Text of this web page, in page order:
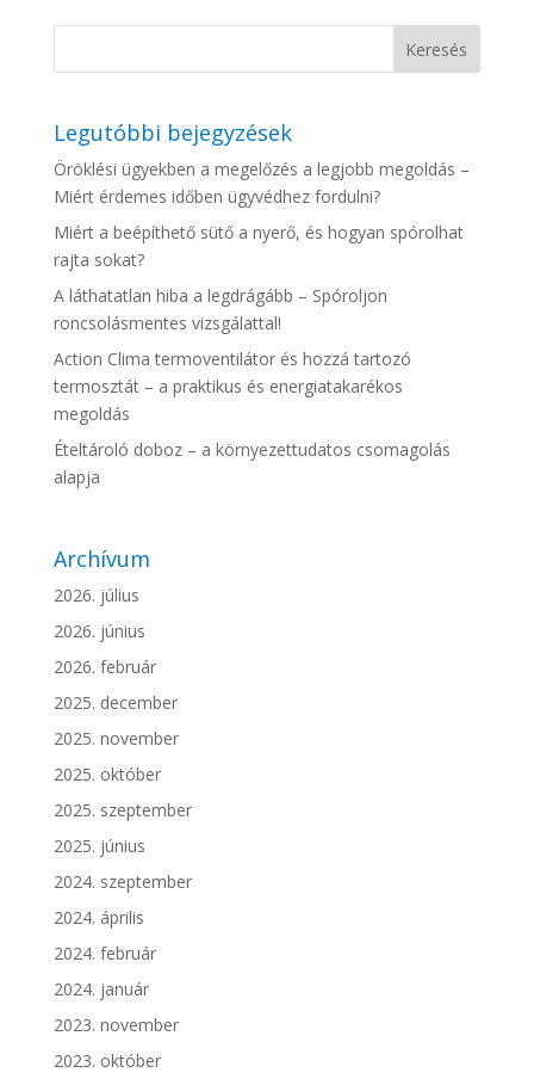
Legutóbbi bejegyzések
Öröklési ügyekben a megelőzés a legjobb megoldás –
Miért érdemes időben ügyvédhez fordulni?
Miért a beépíthető sütő a nyerő, és hogyan spórolhat
rajta sokat?
A láthatatlan hiba a legdrágább – Spóroljon
roncsolásmentes vizsgálattal!
Action Clima termoventilátor és hozzá tartozó
termosztát – a praktikus és energiatakarékos
megoldás
Ételtároló doboz – a környezettudatos csomagolás
alapja
Archívum
2026. július
2026. június
2026. február
2025. december
2025. november
2025. október
2025. szeptember
2025. június
2024. szeptember
2024. április
2024. február
2024. január
2023. november
2023. október